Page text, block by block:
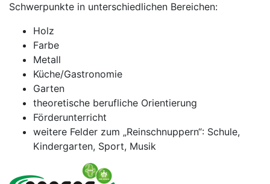
Schwerpunkte in unterschiedlichen Bereichen:
Holz
Farbe
Metall
Küche/Gastronomie
Garten
theoretische berufliche Orientierung
Förderunterricht
weitere Felder zum „Reinschnuppern“: Schule,
Kindergarten, Sport, Musik